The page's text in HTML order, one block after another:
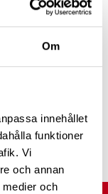
Om
innehållet
funktioner
Vi
och annan
och
Tipsa